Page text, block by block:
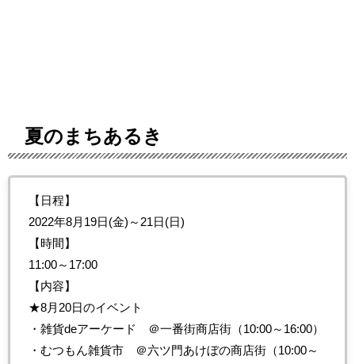
夏のまちあるき
【日程】
2022年8月19日(金)～21日(日)
【時間】
11:00～17:00
【内容】
★8月20日のイベント
・雑貨deアーケード ＠一番街商店街（10:00～16:00）
・むつもん雑貨市 ＠六ツ門あけぼの商店街（10:00～